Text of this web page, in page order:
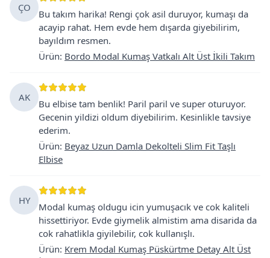
ÇO
Bu takım harika! Rengi çok asil duruyor, kumaşı da
acayip rahat. Hem evde hem dışarda giyebilirim,
bayıldım resmen.
Ürün: Bordo Modal Kumaş Vatkalı Alt Üst İkili Takım
AK
Bu elbise tam benlik! Paril paril ve super oturuyor.
Gecenin yildizi oldum diyebilirim. Kesinlikle tavsiye
ederim.
Ürün: Beyaz Uzun Damla Dekolteli Slim Fit Taşlı
Elbise
HY
Modal kumaş oldugu icin yumuşacık ve cok kaliteli
hissettiriyor. Evde giymelik almistim ama disarida da
cok rahatlikla giyilebilir, cok kullanışlı.
Ürün: Krem Modal Kumaş Püskürtme Detay Alt Üst